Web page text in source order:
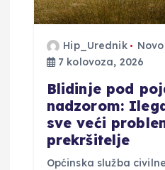
Hip_Urednik
7 kolovoza, 2026
Blidinje pod
nadzorom:
sve veći
prekršitelje
Općinska služba